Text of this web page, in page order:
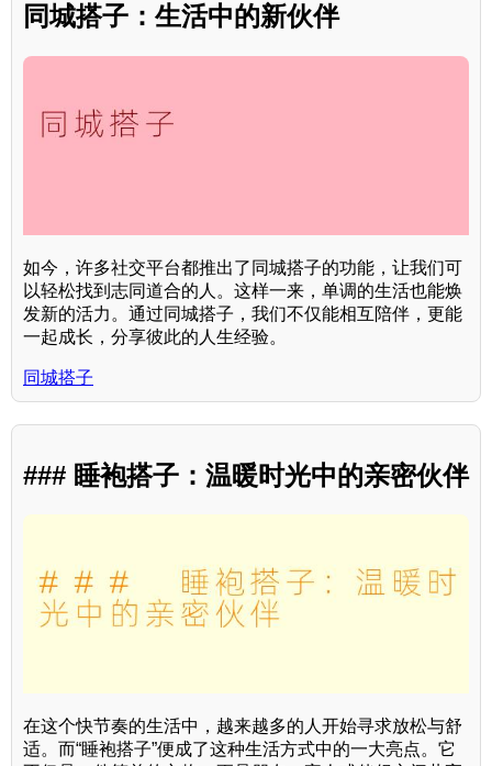
同城搭子：生活中的新伙伴
如今，许多社交平台都推出了同城搭子的功能，让我们可
以轻松找到志同道合的人。这样一来，单调的生活也能焕
发新的活力。通过同城搭子，我们不仅能相互陪伴，更能
一起成长，分享彼此的人生经验。
同城搭子
### 睡袍搭子：温暖时光中的亲密伙伴
在这个快节奏的生活中，越来越多的人开始寻求放松与舒
适。而“睡袍搭子”便成了这种生活方式中的一大亮点。它